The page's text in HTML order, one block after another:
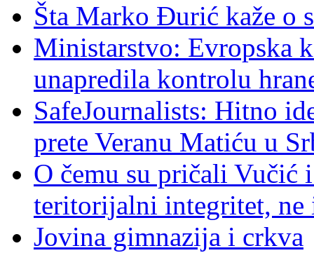
Šta Marko Đurić kaže o
Ministarstvo: Evropska
unapredila kontrolu
SafeJournalists: Hitno
prete Veranu Matiću u
O čemu su pričali Vučić
teritorijalni integritet, ne
Jovina gimnazija i crkva